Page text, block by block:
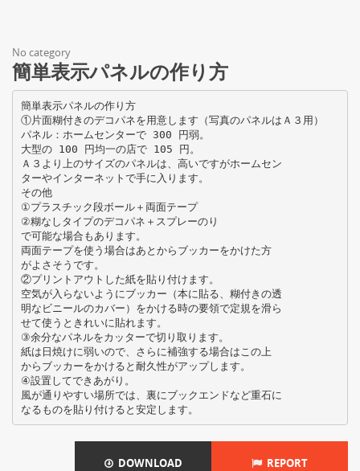
No category
簡単表示パネルの作り方
簡単表示パネルの作り方
①片面糊付きのデコパネを用意します（写真のパネルはＡ３用）
パネル：ホームセンターで 300 円弱。
大型の 100 円均一の店で 105 円。
Ａ３より上のサイズのパネルは、高いですがホームセン
ターやインターネットで手に入ります。
その他
①プラスチック段ボール＋両面テープ
②糊なしタイプのデコパネ＋スプレーのり
で可能な場合もあります。
両面テープを使う場合はあとからブッカーをかけた方
がよさそうです。
②プリントアウトした紙を貼り付けます。
空気が入らないようにブッカー（本に貼る、糊付きの透
明なビニールのカバー）をかける時の要領で定規を滑ら
せて使うときれいに貼れます。
③余分なパネルをカッターで切り取ります。
紙は日焼けに弱いので、さらに補強する場合はこの上
からブッカーをかけると耐久性がアップします。
④設置してできあがり。
風が通りやすい場所では、裏にブックエンドなど重石に
DOWNLOAD REPORT